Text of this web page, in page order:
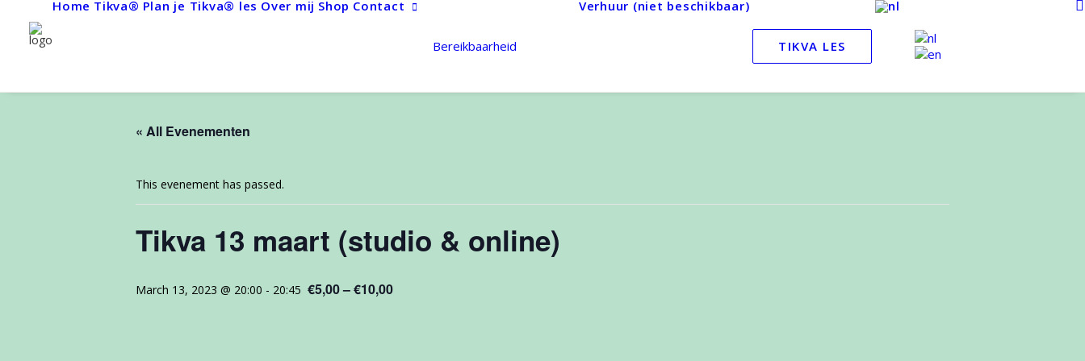
Home Tikva® Plan je Tikva® les Over mij Shop Contact
Bereikbaarheid
Verhuur (niet beschikbaar)
TIKVA LES
« All Evenementen
This evenement has passed.
Tikva 13 maart (studio & online)
March 13, 2023 @ 20:00 - 20:45 €5,00 – €10,00